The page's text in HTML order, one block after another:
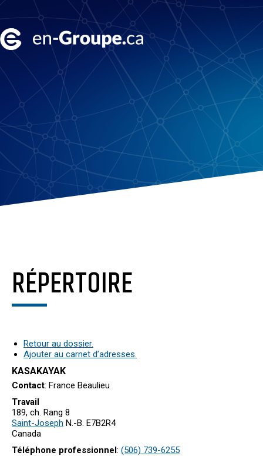
RÉPERTOIRE
Retour au dossier.
Ajouter au carnet d’adresses.
KASAKAYAK
Contact: France Beaulieu
Travail
189, ch. Rang 8
Saint-Joseph N.-B. E7B2R4
Canada
Téléphone professionnel: (506) 739-6255